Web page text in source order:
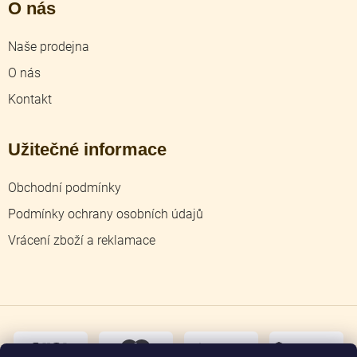
O nás
Naše prodejna
O nás
Kontakt
Užitečné informace
Obchodní podmínky
Podmínky ochrany osobních údajů
Vrácení zboží a reklamace